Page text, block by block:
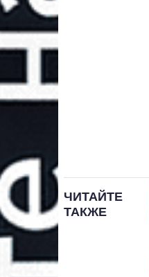
ЧИТАЙТЕ
ТАКЖЕ